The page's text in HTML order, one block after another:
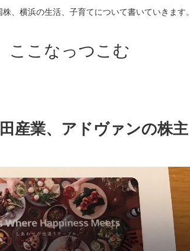
、横浜の生活、子育てについて書いていきます。
ここなっつこむ
産業、アドヴァンの株主